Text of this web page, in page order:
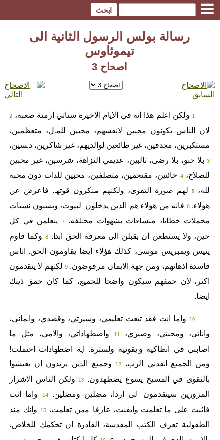
رسالة بولس الرسول الثانية الى
تيموثاوس
اصحاح 3
1ولكن اعلم هذا انه في الايام الاخيرة ستاتي ازمنة صعبة، 2
لان الناس يكونون محبين لانفسهم، محبين للمال، متعظمين،
مستكبرين، مجدفين، غير طائعين لوالديهم، غير شاكرين، دنسين،
3بلا حنو، بلا رضى، ثالبين، عديمي النزاهة، شرسين، غير محبين
للصلاح، 4خائنين، مقتحمين، متصلفين، محبين للذات دون محبة
لله،
5لهم صورة التقوى، ولكنهم منكرون قوتها. فاعرض عن
هؤلاء. 6فانه من هؤلاء هم الذين يدخلون البيوت، ويسبون نسيات
محملات خطايا، منساقات بشهوات مختلفة.
7يتعلمن في كل
حين، ولا يستطعن ان يقبلن الى معرفة الحق ابدا. 8وكما قاوم
ينيس ويمبريس موسى، كذلك هؤلاء ايضا يقاومون الحق. اناس
فاسدة اذهانهم، ومن جهة الايمان مرفوضون. 9لكنهم لا يتقدمون
اكثر، لان حمقهم سيكون واضحا للجميع، كما كان حمق ذينك
ايضا.
10واما انت فقد تبعت تعليمي، وسيرتي، وقصدي، وايماني،
واناتي، ومحبتي، وصبري،
11واضطهاداتي، والامي، مثل ما
اصابني في انطاكية وايقونية ولسترة. اية اضطهادات احتملت!
ومن الجميع انقذني الرب.
12وجميع الذين يريدون ان يعيشوا
بالتقوى في المسيح يسوع يضطهدون.
13ولكن الناس الاشرار
المزورين سيتقدمون الى اردا، مضلين ومضلين.
14واما انت
فاثبت على ما تعلمت وايقنت، عارفا ممن تعلمت. 15وانك منذ
الطفولية تعرف الكتب المقدسة، القادرة ان تحكمك للخلاص،